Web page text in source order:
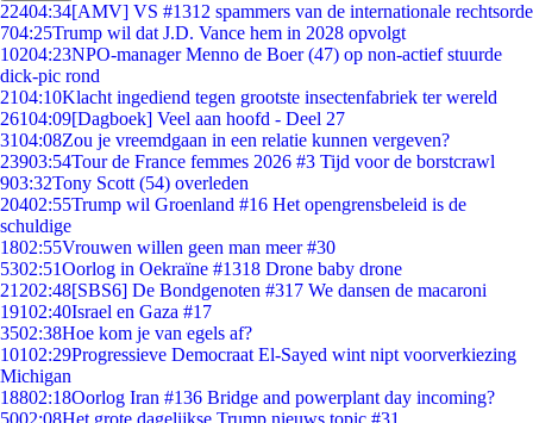
22404:34[AMV] VS #1312 spammers van de internationale rechtsorde
704:25Trump wil dat J.D. Vance hem in 2028 opvolgt
10204:23NPO-manager Menno de Boer (47) op non-actief stuurde
dick-pic rond
2104:10Klacht ingediend tegen grootste insectenfabriek ter wereld
26104:09[Dagboek] Veel aan hoofd - Deel 27
3104:08Zou je vreemdgaan in een relatie kunnen vergeven?
23903:54Tour de France femmes 2026 #3 Tijd voor de borstcrawl
903:32Tony Scott (54) overleden
20402:55Trump wil Groenland #16 Het opengrensbeleid is de
schuldige
1802:55Vrouwen willen geen man meer #30
5302:51Oorlog in Oekraïne #1318 Drone baby drone
21202:48[SBS6] De Bondgenoten #317 We dansen de macaroni
19102:40Israel en Gaza #17
3502:38Hoe kom je van egels af?
10102:29Progressieve Democraat El-Sayed wint nipt voorverkiezing
Michigan
18802:18Oorlog Iran #136 Bridge and powerplant day incoming?
5002:08Het grote dagelijkse Trump nieuws topic #31